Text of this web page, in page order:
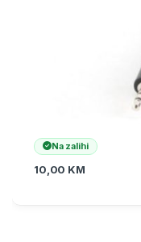
Na zalihi
10,00 KM